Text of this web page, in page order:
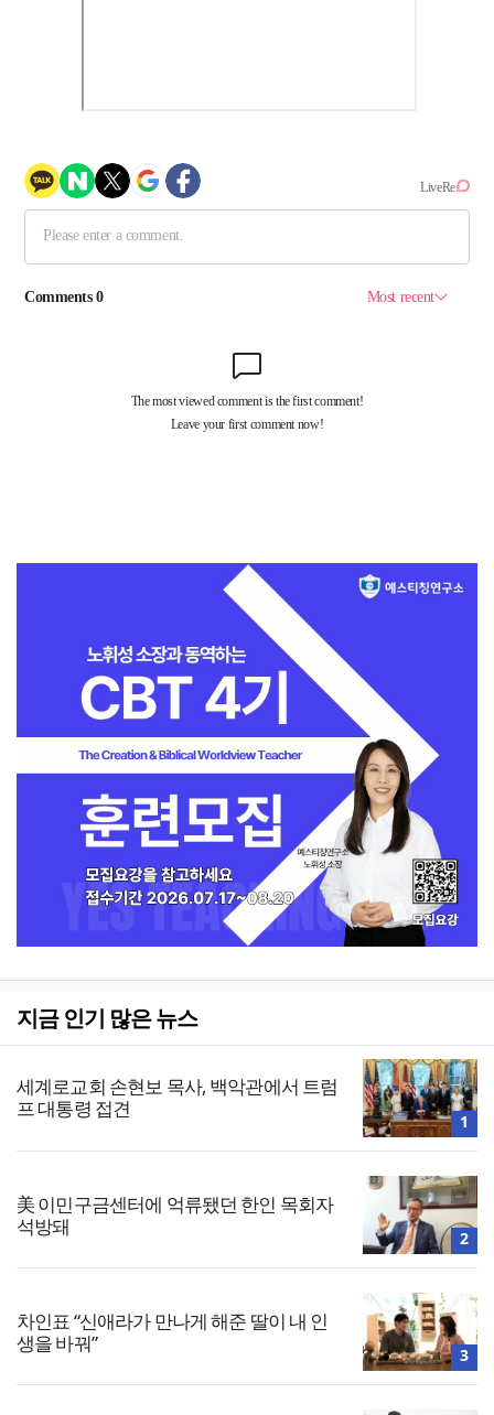
지금 인기 많은 뉴스
세계로교회 손현보 목사, 백악관에서 트럼
프 대통령 접견
1
美 이민구금센터에 억류됐던 한인 목회자
석방돼
2
차인표 “신애라가 만나게 해준 딸이 내 인
생을 바꿔”
3